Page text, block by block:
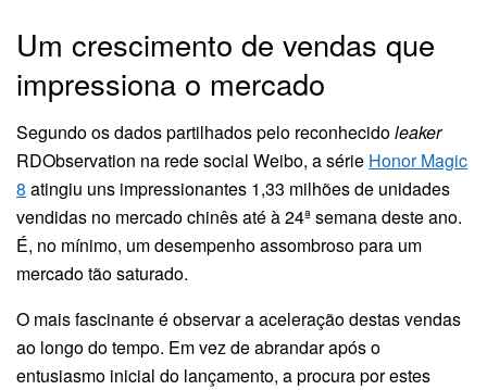
Um crescimento de vendas que
impressiona o mercado
Segundo os dados partilhados pelo reconhecidoleaker
RDObservation na rede social Weibo, a série Honor Magic
8 atingiu uns impressionantes 1,33 milhões de unidades
vendidas no mercado chinês até à 24ª semana deste ano.
É, no mínimo, um desempenho assombroso para um
mercado tão saturado.
O mais fascinante é observar a aceleração destas vendas
ao longo do tempo. Em vez de abrandar após o
entusiasmo inicial do lançamento, a procura por estes